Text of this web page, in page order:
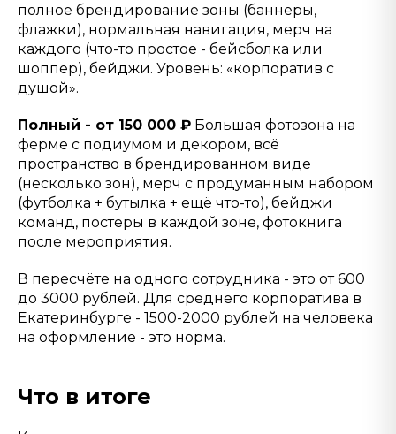
полное брендирование зоны (баннеры,
флажки), нормальная навигация, мерч на
каждого (что-то простое - бейсболка или
шоппер), бейджи. Уровень: «корпоратив с
душой».
Полный - от 150 000 ₽ Большая фотозона на
ферме с подиумом и декором, всё
пространство в брендированном виде
(несколько зон), мерч с продуманным набором
(футболка + бутылка + ещё что-то), бейджи
команд, постеры в каждой зоне, фотокнига
после мероприятия.
В пересчёте на одного сотрудника - это от 600
до 3000 рублей. Для среднего корпоратива в
Екатеринбурге - 1500-2000 рублей на человека
на оформление - это норма.
Что в итоге